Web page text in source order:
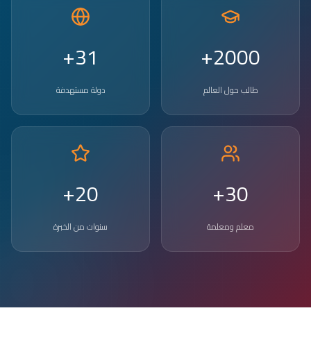
2000+
طالب حول العالم
31+
دولة مستهدفة
30+
معلم ومعلمة
20+
سنوات من الخبرة